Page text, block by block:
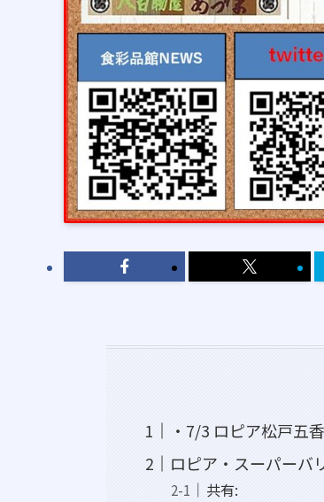
・7/3 ロピア松戸五
ロピア・スーパーバ
共有: